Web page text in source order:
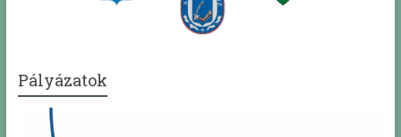
Pályázatok